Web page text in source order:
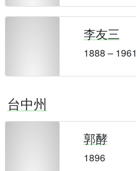
李友三
1888 – 1961
台中州
郭酵
1896